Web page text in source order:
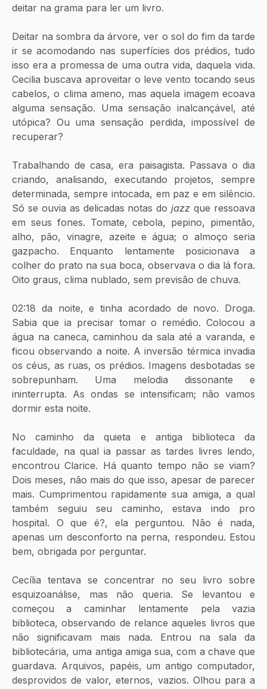
deitar na grama para ler um livro.
Deitar na sombra da árvore, ver o sol do fim da tarde
ir se acomodando nas superfícies dos prédios, tudo
isso era a promessa de uma outra vida, daquela vida.
Cecilia buscava aproveitar o leve vento tocando seus
cabelos, o clima ameno, mas aquela imagem ecoava
alguma sensação. Uma sensação inalcançável, até
utópica? Ou uma sensação perdida, impossível de
recuperar?
Trabalhando de casa, era paisagista. Passava o dia
criando, analisando, executando projetos, sempre
determinada, sempre intocada, em paz e em silêncio.
Só se ouvia as delicadas notas do jazz que ressoava
em seus fones. Tomate, cebola, pepino, pimentão,
alho, pão, vinagre, azeite e água; o almoço seria
gazpacho. Enquanto lentamente posicionava a
colher do prato na sua boca, observava o dia lá fora.
Oito graus, clima nublado, sem previsão de chuva.
02:18 da noite, e tinha acordado de novo. Droga.
Sabia que ia precisar tomar o remédio. Colocou a
água na caneca, caminhou da sala até a varanda, e
ficou observando a noite. A inversão térmica invadia
os céus, as ruas, os prédios. Imagens desbotadas se
sobrepunham. Uma melodia dissonante e
ininterrupta. As ondas se intensificam; não vamos
dormir esta noite.
No caminho da quieta e antiga biblioteca da
faculdade, na qual ia passar as tardes livres lendo,
encontrou Clarice. Há quanto tempo não se viam?
Dois meses, não mais do que isso, apesar de parecer
mais. Cumprimentou rapidamente sua amiga, a qual
também seguiu seu caminho, estava indo pro
hospital. O que é?, ela perguntou. Não é nada,
apenas um desconforto na perna, respondeu. Estou
bem, obrigada por perguntar.
Cecília tentava se concentrar no seu livro sobre
esquizoanálise, mas não queria. Se levantou e
começou a caminhar lentamente pela vazia
biblioteca, observando de relance aqueles livros que
não significavam mais nada. Entrou na sala da
bibliotecária, uma antiga amiga sua, com a chave que
guardava. Arquivos, papéis, um antigo computador,
desprovidos de valor, eternos, vazios. Olhou para a